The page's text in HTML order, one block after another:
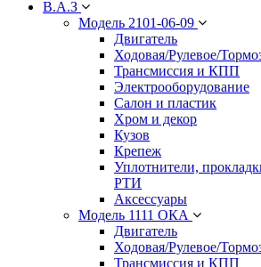
В.А.З
Модель 2101-06-09
Двигатель
Ходовая/Рулевое/
Трансмиссия и КПП
Электрооборудование
Салон и пластик
Хром и декор
Кузов
Крепеж
Уплотнители,
РТИ
Аксессуары
Модель 1111 ОКА
Двигатель
Ходовая/Рулевое/
Трансмиссия и КПП